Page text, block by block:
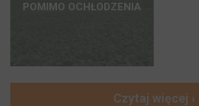
POMIMO OCHŁODZENIA
Czytaj więcej ›